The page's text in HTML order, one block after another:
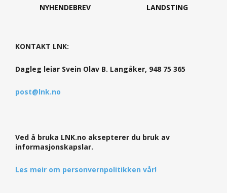
NYHENDEBREV
LANDSTING
KONTAKT LNK:
Dagleg leiar Svein Olav B. Langåker, 948 75 365
post@lnk.no
Ved å bruka LNK.no aksepterer du bruk av
informasjonskapslar.
Les meir om personvernpolitikken vår!